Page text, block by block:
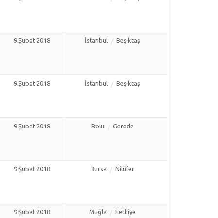
9 Şubat 2018 İstanbul Beşiktaş
9 Şubat 2018 İstanbul Beşiktaş
9 Şubat 2018 Bolu Gerede
9 Şubat 2018 Bursa Nilüfer
9 Şubat 2018 Muğla Fethiye